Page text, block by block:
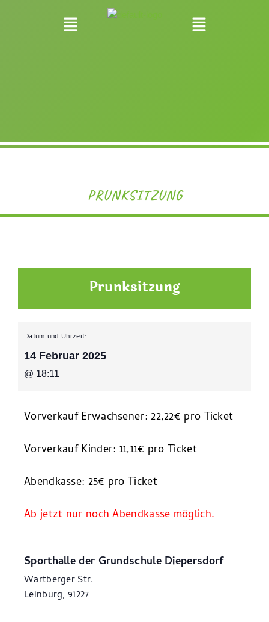
PRUNKSITZUNG
Prunksitzung
Datum und Uhrzeit:
14 Februar 2025
@ 18:11
Vorverkauf Erwachsener: 22,22€ pro Ticket
Vorverkauf Kinder: 11,11€ pro Ticket
Abendkasse: 25€ pro Ticket
Ab jetzt nur noch Abendkasse möglich.
Sporthalle der Grundschule Diepersdorf
Wartberger Str.
Leinburg, 91227